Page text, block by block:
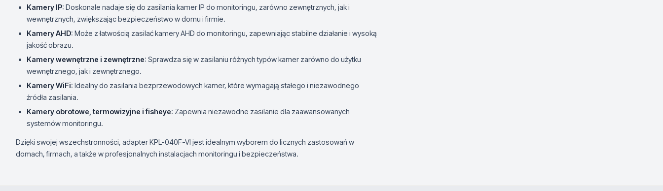
Kamery IP: Doskonale nadaje się do zasilania kamer IP do monitoringu, zarówno zewnętrznych, jak i
wewnętrznych, zwiększając bezpieczeństwo w domu i firmie.
Kamery AHD: Może z łatwością zasilać kamery AHD do monitoringu, zapewniając stabilne działanie i wysoką
jakość obrazu.
Kamery wewnętrzne i zewnętrzne: Sprawdza się w zasilaniu różnych typów kamer zarówno do użytku
wewnętrznego, jak i zewnętrznego.
Kamery WiFi: Idealny do zasilania bezprzewodowych kamer, które wymagają stałego i niezawodnego
źródła zasilania.
Kamery obrotowe, termowizyjne i fisheye: Zapewnia niezawodne zasilanie dla zaawansowanych
systemów monitoringu.
Dzięki swojej wszechstronności, adapter KPL-040F-VI jest idealnym wyborem do licznych zastosowań w
domach, firmach, a także w profesjonalnych instalacjach monitoringu i bezpieczeństwa.